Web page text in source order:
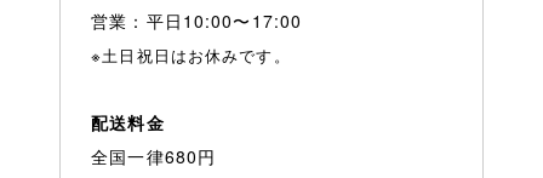
営業：平日10:00〜17:00
※土日祝日はお休みです。
配送料金
全国一律680円